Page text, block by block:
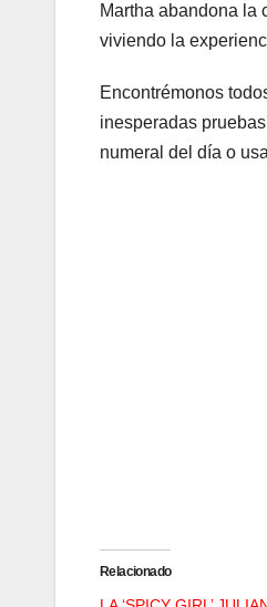
Martha abandona la
viviendo la
Encontrémonos
inesperadas
numeral del día o
Relacionado